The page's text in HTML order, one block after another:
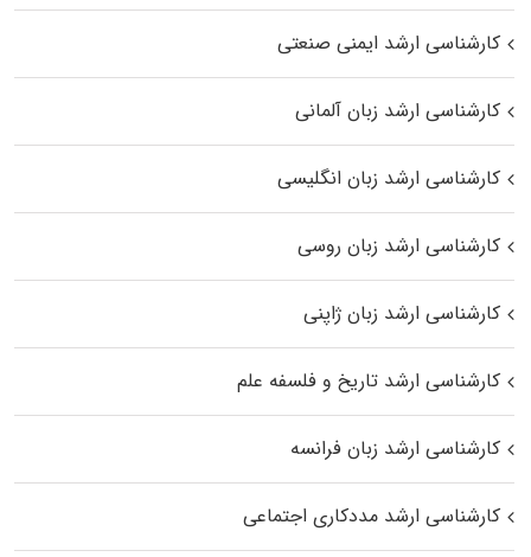
کارشناسی ارشد ایمنی صنعتی
کارشناسی ارشد زبان آلمانی
کارشناسی ارشد زبان انگلیسی
کارشناسی ارشد زبان روسی
کارشناسی ارشد زبان ژاپنی
کارشناسی ارشد تاریخ و فلسفه علم
کارشناسی ارشد زبان فرانسه
کارشناسی ارشد مددکاری اجتماعی